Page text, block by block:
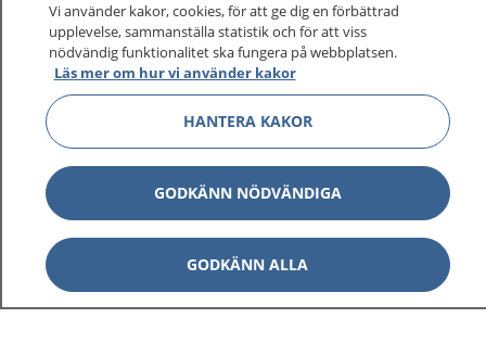
Vi använder kakor, cookies, för att ge dig en förbättrad
upplevelse, sammanställa statistik och för att viss
nödvändig funktionalitet ska fungera på webbplatsen.
Läs mer om hur vi använder kakor
HANTERA KAKOR
GODKÄNN NÖDVÄNDIGA
GODKÄNN ALLA